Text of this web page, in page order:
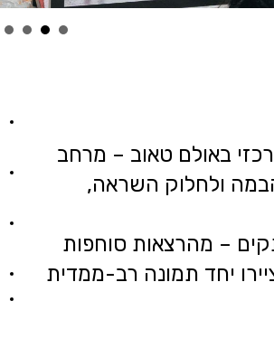
באולם טאוב – מרחב
ולחלוק השראה,
– מהרצאות סוחפות
יחד תמונה רב-ממדית